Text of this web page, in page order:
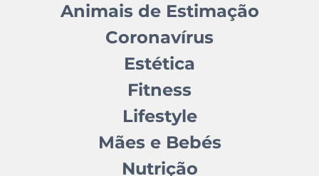
Animais de Estimação
Coronavírus
Estética
Fitness
Lifestyle
Mães e Bebés
Nutrição